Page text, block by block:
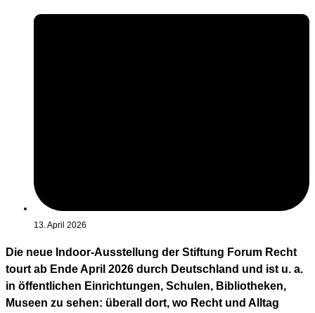
13. April 2026
Die neue Indoor-Ausstellung der Stiftung Forum Recht
tourt ab Ende April 2026 durch Deutschland und ist u. a.
in öffentlichen Einrichtungen, Schulen, Bibliotheken,
Museen zu sehen: überall dort, wo Recht und Alltag